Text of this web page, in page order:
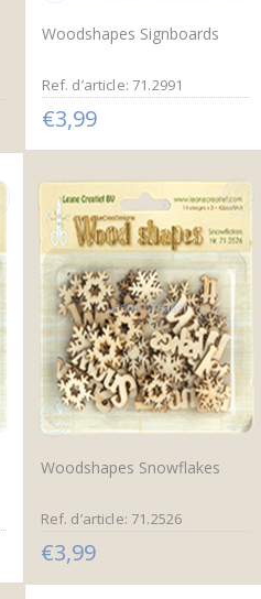
Woodshapes Signboards
Ref. d’article: 71.2991
€3,99
Woodshapes Snowflakes
Ref. d’article: 71.2526
€3,99